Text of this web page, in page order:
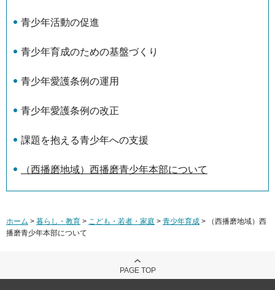
青少年活動の促進
青少年育成のための基盤づくり
青少年愛護条例の運用
青少年愛護条例の改正
課題を抱える青少年への支援
（西播磨地域）西播磨青少年本部について
ホーム > 暮らし・教育 > こども・若者・家庭 > 青少年育成 > （西播磨地域）西
播磨青少年本部について
PAGE TOP